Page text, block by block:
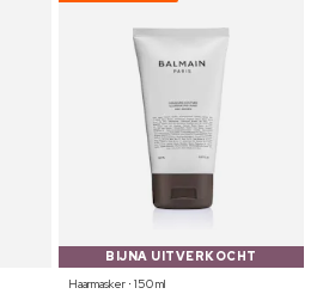
BIJNA UITVERKOCHT
Haarmasker ⋅ 150 ml